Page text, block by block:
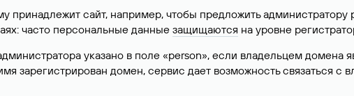
принадлежит сайт, например, чтобы предложить
часто персональные данные защищаются на уровне
указано в поле «person», если владельцем домена
зарегистрирован домен, сервис дает возможность связаться